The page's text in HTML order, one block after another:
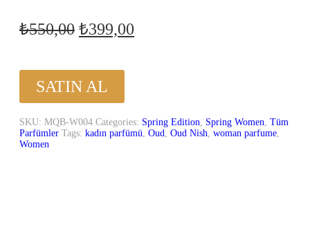
₺550,00 ₺399,00
SATIN AL
SKU: MQB-W004 Categories: Spring Edition, Spring Women, Tüm
Parfümler Tags: kadın parfümü, Oud, Oud Nish, woman parfume,
Women